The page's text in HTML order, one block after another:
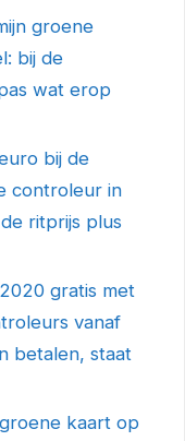
groene
bij de
wat erop
bij de
controleur in
ritprijs plus
gratis met
vanaf
betalen, staat
kaart op